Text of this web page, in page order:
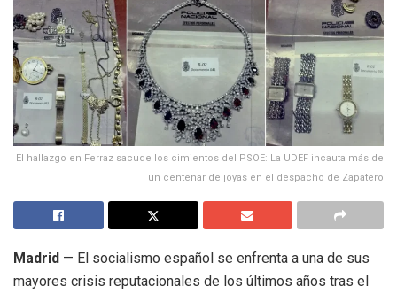
El hallazgo en Ferraz sacude los cimientos del PSOE: La UDEF incauta más de
un centenar de joyas en el despacho de Zapatero
Madrid — El socialismo español se enfrenta a una de sus
mayores crisis reputacionales de los últimos años tras el